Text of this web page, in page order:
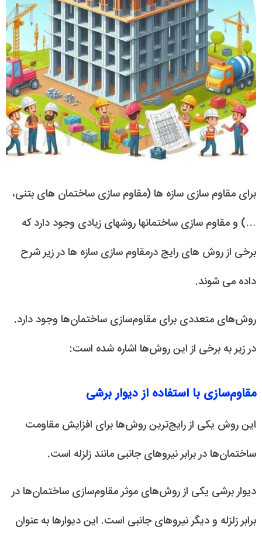
برای مقاوم سازی سازه ها (مقاوم سازی ساختمان های بتنی،
…) و مقاوم سازی ساختمانها روشهای زیادی وجود دارد که
برخی از روش های رایج درمقاوم سازی سازه ها در زیر شرح
داده می شوند.
روش‌های متعددی برای مقاوم‌سازی ساختمان‌ها وجود دارد.
در زیر به برخی از این روش‌ها اشاره شده است:
مقاوم‌سازی با استفاده از دیوار برشی
این روش یکی از رایج‌ترین روش‌ها برای افزایش مقاومت
ساختمان‌ها در برابر نیروهای جانبی مانند زلزله است.
دیوار برشی یکی از روش‌های موثر مقاوم‌سازی ساختمان‌ها در
برابر زلزله و دیگر نیروهای جانبی است. این دیوارها به عنوان